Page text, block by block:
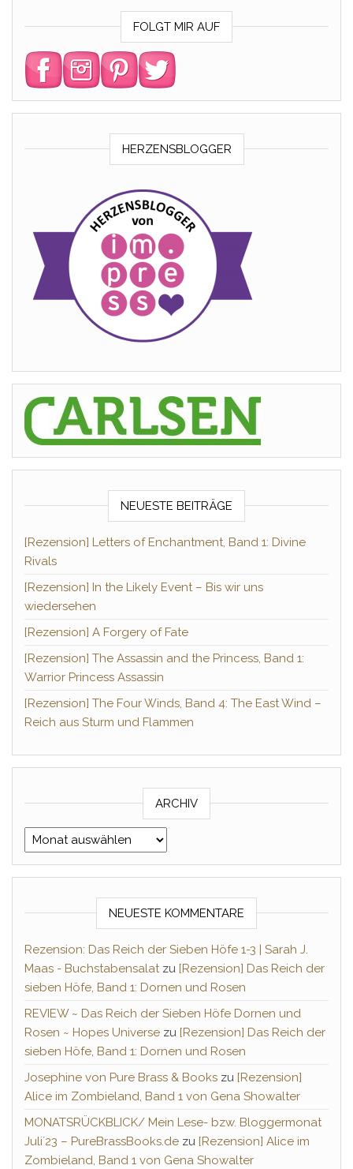
FOLGT MIR AUF
HERZENSBLOGGER
NEUESTE BEITRÄGE
[Rezension] Letters of Enchantment, Band 1: Divine
Rivals
[Rezension] In the Likely Event – Bis wir uns
wiedersehen
[Rezension] A Forgery of Fate
[Rezension] The Assassin and the Princess, Band 1:
Warrior Princess Assassin
[Rezension] The Four Winds, Band 4: The East Wind –
Reich aus Sturm und Flammen
ARCHIV
Archiv
NEUESTE KOMMENTARE
Rezension: Das Reich der Sieben Höfe 1-3 | Sarah J.
Maas - Buchstabensalatzu [Rezension] Das Reich der
sieben Höfe, Band 1: Dornen und Rosen
REVIEW ~ Das Reich der Sieben Höfe Dornen und
Rosen ~ Hopes Universe zu [Rezension] Das Reich der
sieben Höfe, Band 1: Dornen und Rosen
Josephine von Pure Brass & Books zu [Rezension]
Alice im Zombieland, Band 1 von Gena Showalter
MONATSRÜCKBLICK/ Mein Lese- bzw. Bloggermonat
Juli´23 – PureBrassBooks.de zu [Rezension] Alice im
Zombieland, Band 1 von Gena Showalter